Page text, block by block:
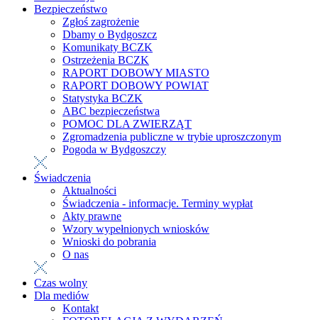
Bezpieczeństwo
Zgłoś zagrożenie
Dbamy o Bydgoszcz
Komunikaty BCZK
Ostrzeżenia BCZK
RAPORT DOBOWY MIASTO
RAPORT DOBOWY POWIAT
Statystyka BCZK
ABC bezpieczeństwa
POMOC DLA ZWIERZĄT
Zgromadzenia publiczne w trybie uproszczonym
Pogoda w Bydgoszczy
Świadczenia
Aktualności
Świadczenia - informacje. Terminy wypłat
Akty prawne
Wzory wypełnionych wniosków
Wnioski do pobrania
O nas
Czas wolny
Dla mediów
Kontakt